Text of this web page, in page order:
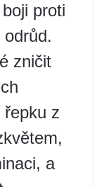
proti
zničit
z
a